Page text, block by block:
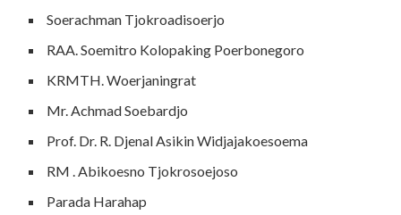
Soerachman Tjokroadisoerjo
RAA. Soemitro Kolopaking Poerbonegoro
KRMTH. Woerjaningrat
Mr. Achmad Soebardjo
Prof. Dr. R. Djenal Asikin Widjajakoesoema
RM . Abikoesno Tjokrosoejoso
Parada Harahap